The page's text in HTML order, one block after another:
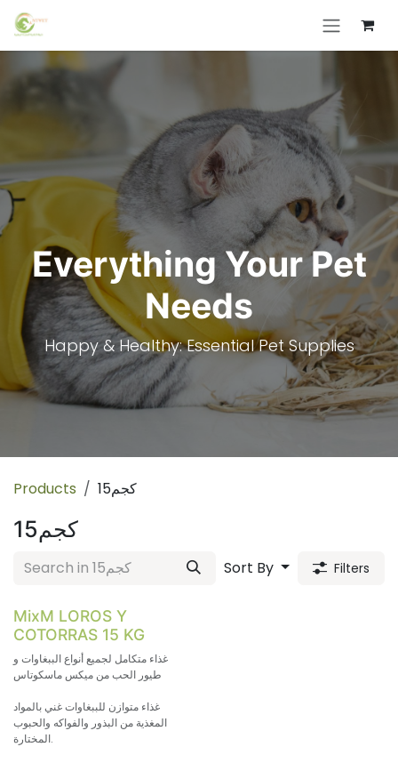
Skip to Content
Everything Your Pet
Needs
Happy & Healthy: Essential Pet Supplies
Products 15كجم
15كجم
Sort By Filters
MixM LOROS Y
COTORRAS 15 KG
غذاء متكامل لجميع أنواع الببغاوات و
طيور الحب من ميكس ماسكوتاس
غذاء متوازن للببغاوات غني بالمواد
المغذية من البذور والفواكه والحبوب
المختارة.